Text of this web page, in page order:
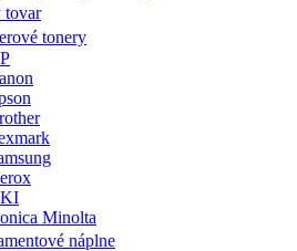
tovar
tonery
Minolta
náplne